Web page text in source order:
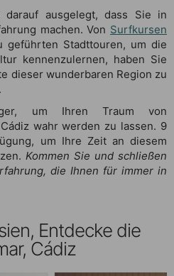
darauf ausgelegt, dass Sie in
machen. Von Surfkursen
Stadttouren, um die
kennenzulernen, haben Sie
dieser wunderbaren Region zu
um Ihren Traum von
wahr werden zu lassen. 9
um Ihre Zeit an diesem
Kommen Sie und schließen
die Ihnen für immer in
Entdecke die
Cádiz